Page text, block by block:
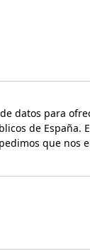
datos para
de España.
que nos